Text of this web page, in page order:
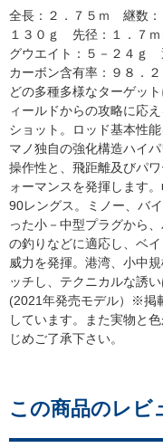
全長：２．７５ｍ 継数
１３０ｇ 先径：１．７
グウエイト：５－２４
カーボン含有率：９８．
どの多種多様なターゲッ
ィールドからの攻略に応
ショット。ロッド基本性
マノ独自の強化構造ハイ
操作性と、飛距離及びパ
ォーマンスを発揮します
90レングス。ミノー、バ
った小－中型プラグから
の釣りなどに適応し、ベ
威力を発揮。港湾、小中
ッチし、テクニカルな誘
(2021年発売モデル）※掲
しています。また実物と
じめご了承下さい。
この商品のレビ